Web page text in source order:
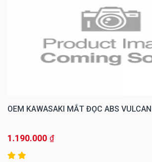
OEM KAWASAKI MẮT ĐỌC ABS
1.190.000 ₫